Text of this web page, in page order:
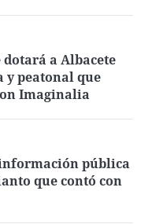
a Albacete
y peatonal que
Imaginalia
pública
que contó con